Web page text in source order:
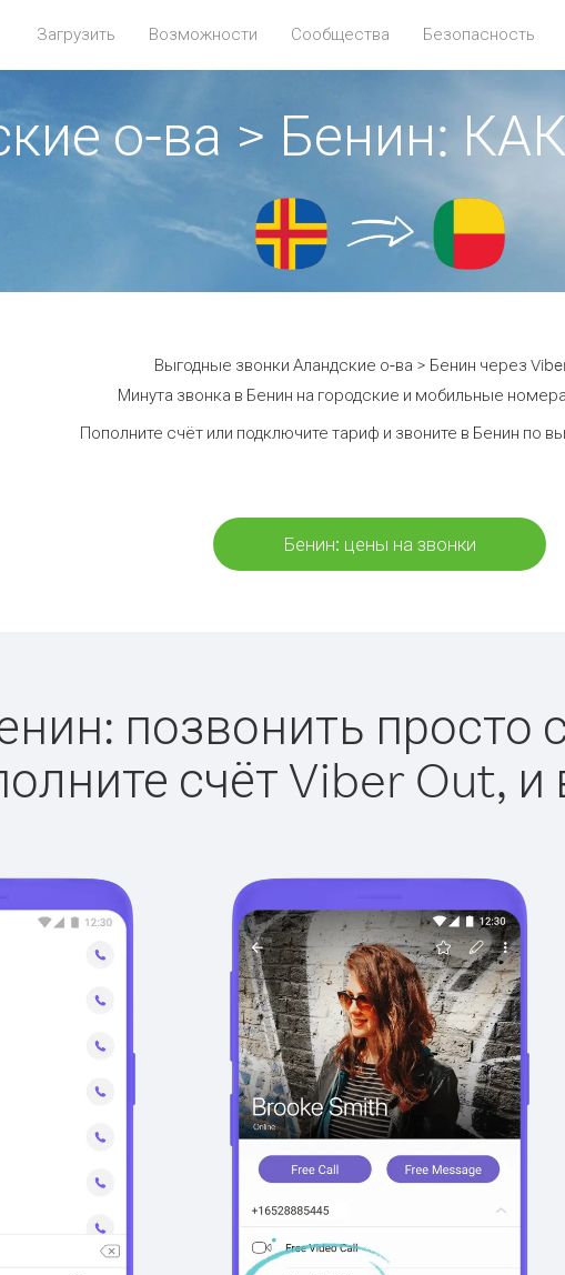
Загрузить Возможности Сообщества Безопасность
о-ва > Бенин:
Выгодные звонки Аландские о-ва > Бенин через
Минута звонка в Бенин на городские и мобильные
Пополните счёт или подключите тариф и звоните в Бенин по
Бенин: цены на звонки
позвонить просто
счёт Viber Out,